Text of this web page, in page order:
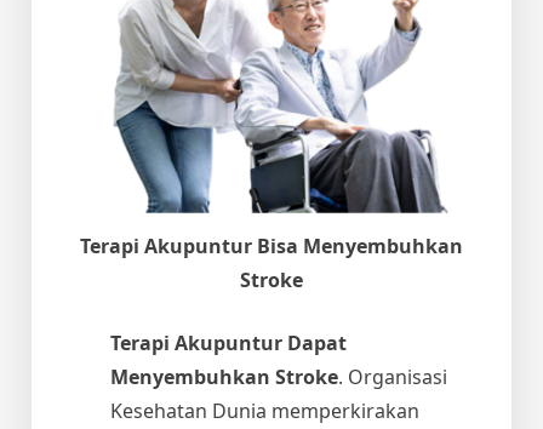
Terapi Akupuntur Bisa Menyembuhkan
Stroke
Terapi Akupuntur Dapat
Menyembuhkan Stroke. Organisasi
Kesehatan Dunia memperkirakan